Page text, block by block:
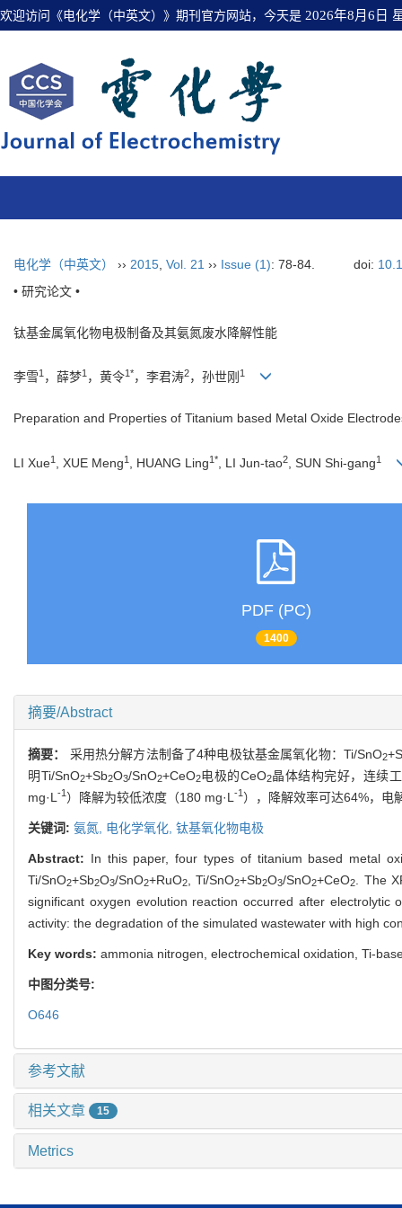
欢迎访问《电化学（中英文）》期刊官方网站，今天是 2026年8月6日
电化学（中英文） ›› 2015 Vol. 21 ›› Issue (1): 78-84. doi:
• 研究论文 •
钛基金属氧化物电极制备及其氨氮废水降解性能
李雪1 ，薛梦1 ，黄令1*，李君涛2，孙世刚 1
Preparation and Properties of Titanium based Metal Oxide
LI Xue1 , XUE Meng1 , HUANG Ling1* , LI Jun-tao2 , SUN Shi-gang1
PDF (PC)
1400
摘要/Abstract
摘要： 采用热分解方法制备了4种电极钛基金属氧化物：Ti/SnO2
明Ti/SnO2+Sb2O3/SnO2+CeO2电极的CeO2晶体结构完好，连续
mg·L -1 ）降解为较低浓度（180 mg·L -1 ），降解效率可达64%，电
关键词: 氨氮, 电化学氧化, 钛基氧化物电极
Abstract: In this paper, four types of titanium based metal
Ti/SnO2+Sb2O3/SnO2+RuO2 , Ti/SnO2+Sb2O3/SnO2+CeO2
. The
significant oxygen evolution reaction occurred after
activity: the degradation of the simulated wastewater with high
Key words: ammonia nitrogen, electrochemical oxidation, Ti-
中图分类号:
O646
参考文献
相关文章 15
Metrics